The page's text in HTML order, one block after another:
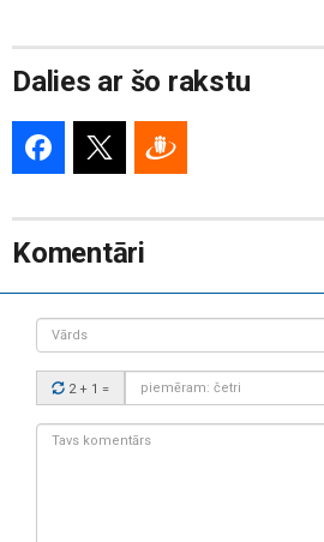
Dalies ar šo rakstu
Komentāri
Vārds
Drošības
kods:
2 + 1 =
Tavs